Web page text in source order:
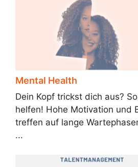
Mental Health
Dein Kopf trickst dich aus?
helfen! Hohe Motivation und
treffen auf lange
...